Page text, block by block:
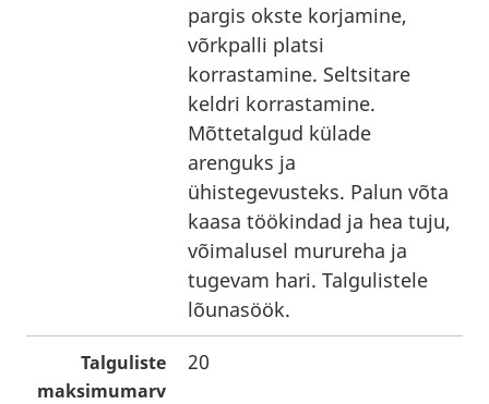
pargis okste korjamine,
võrkpalli platsi
korrastamine. Seltsitare
keldri korrastamine.
Mõttetalgud külade
arenguks ja
ühistegevusteks. Palun võta
kaasa töökindad ja hea tuju,
võimalusel murureha ja
tugevam hari. Talgulistele
lõunasöök.
Talguliste
maksimumarv
20